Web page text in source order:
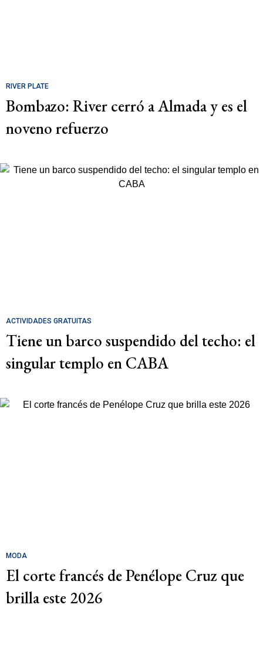
RIVER PLATE
Bombazo: River cerró a Almada y es el
noveno refuerzo
ACTIVIDADES GRATUITAS
Tiene un barco suspendido del techo: el
singular templo en CABA
MODA
El corte francés de Penélope Cruz que
brilla este 2026